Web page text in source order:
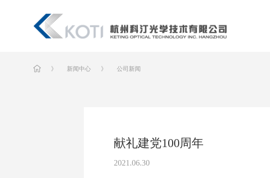
》 新闻中心 》 公司新闻
献礼建党100周年
2021.06.30